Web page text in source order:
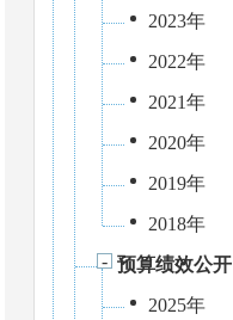
2023年
2022年
2021年
2020年
2019年
2018年
预算绩效公开
2025年